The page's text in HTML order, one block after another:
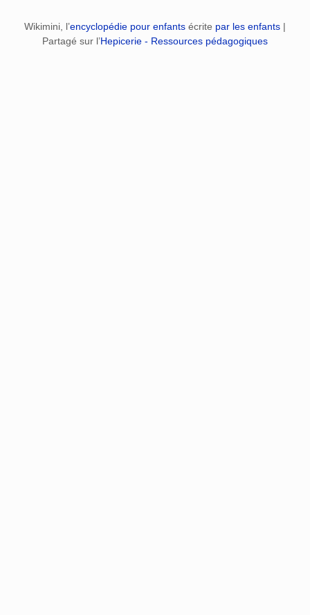
Wikimini, l’encyclopédie pour enfants écrite par les enfants |
Partagé sur l’Hepicerie - Ressources pédagogiques